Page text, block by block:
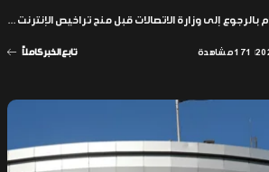
بالرجوع إلى وزارة الاتصالات قبل منح تراخيص الإنترنت ...
171 مشاهدة تابع الخبر كاملاً